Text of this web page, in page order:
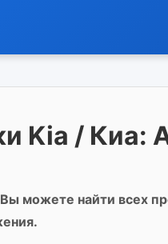
Kia / Киа:
можете найти всех